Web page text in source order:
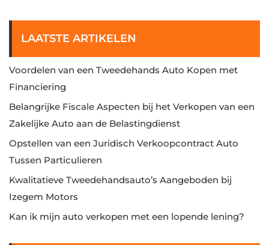
LAATSTE ARTIKELEN
Voordelen van een Tweedehands Auto Kopen met
Financiering
Belangrijke Fiscale Aspecten bij het Verkopen van een
Zakelijke Auto aan de Belastingdienst
Opstellen van een Juridisch Verkoopcontract Auto
Tussen Particulieren
Kwalitatieve Tweedehandsauto’s Aangeboden bij
Izegem Motors
Kan ik mijn auto verkopen met een lopende lening?